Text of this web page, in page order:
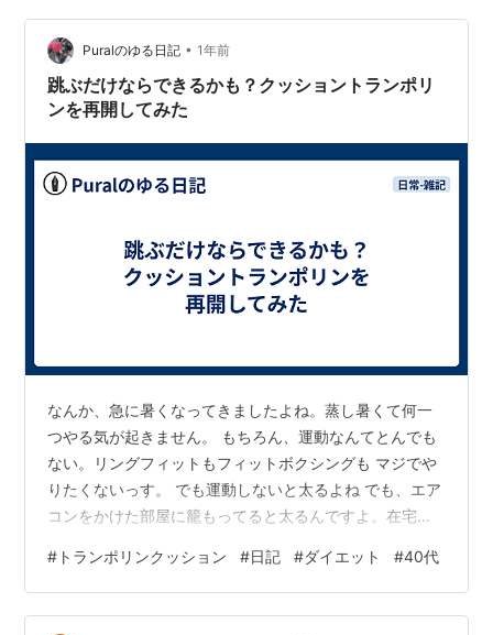
Puralのゆる日記 • 1年前
跳ぶだけならできるかも？クッショントランポリ
ンを再開してみた
なんか、急に暑くなってきましたよね。蒸し暑くて何一
つやる気が起きません。 もちろん、運動なんてとんでも
ない。リングフィットもフィットボクシングも マジでや
りたくないっす。 でも運動しないと太るよね でも、エア
コンをかけた部屋に籠もってると太るんですよ。在宅で
ど、外に出て歩く気力もないし、クーラーの効いた部屋
から出る気もしない。 トランポリンクッションで跳んで
みよう そんなとき、部屋の隅に放置されていたトランポ
# トランポリンクッション #日記 #ダイエット #40代